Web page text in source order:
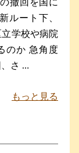
撤回を国に
ルート下、
学校や病院
のか 急角度
、さ …
もっと見る